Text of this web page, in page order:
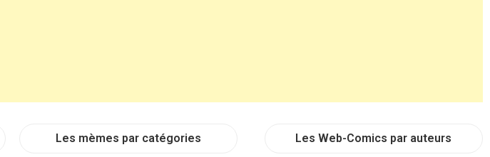
Les mèmes par catégories Les Web-Comics par auteurs